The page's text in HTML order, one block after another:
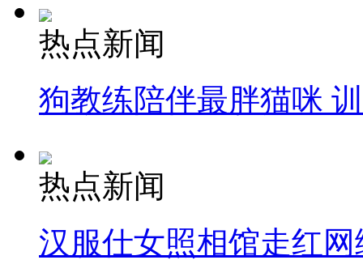
热点新闻
狗教练陪伴最胖猫咪
热点新闻
汉服仕女照相馆走红网